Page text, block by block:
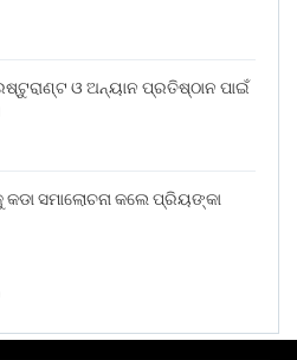
ଓ ଅନ୍ୟାନ ପ୍ରତିଷ୍ଠାନ ପାଇଁ
ସମାଲୋଚନା କଲେ ପ୍ରିୟଙ୍କା